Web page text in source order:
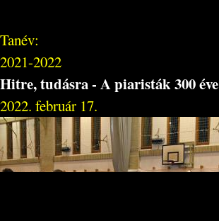
Tanév:
2021-2022
Hitre, tudásra - A piaristák 300 éve
2022. február 17.